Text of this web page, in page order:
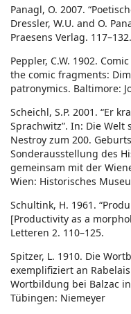
Panagl, O. 2007.
Dressler, W.U. and O.
Praesens Verlag. 117–132.
Peppler, C.W. 1902.
the comic fragments:
patronymics. Baltimore:
Scheichl, S.P. 2001. “Er
Sprachwitz”. In: Die Welt
Nestroy zum 200.
Sonderausstellung des
gemeinsam mit der
Wien: Historisches
Schultink, H. 1961.
[Productivity as a
Letteren 2. 110–125.
Spitzer, L. 1910. Die
exemplifiziert an
Wortbildung bei Balzac
Tübingen: Niemeyer